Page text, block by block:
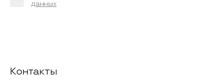
данных
Контакты